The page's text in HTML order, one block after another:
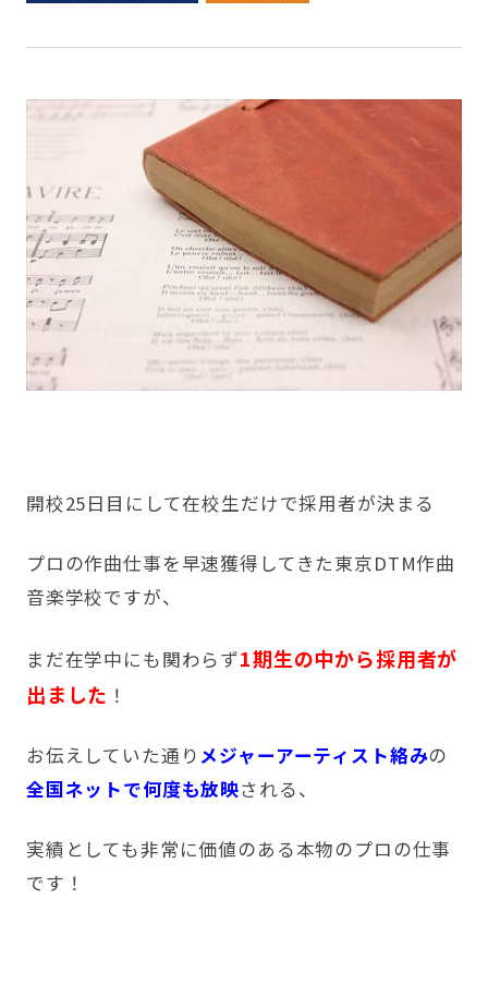
開校25日目 にして在校生だけで採用者が決まる
プロの作曲仕事を早速獲得してきた東京DTM作曲
音楽学校ですが、
まだ在学中にも関わらず1期生の中から採用者が
出ました ！
お伝えしていた通り メジャーアーティスト絡みの
全国ネットで何度も放映される、
実績としても非常に価値のある本物のプロの仕事
です！